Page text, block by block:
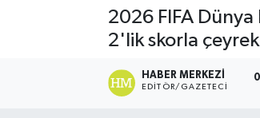
2026 FIFA Dünya
2'lik skorla
HABER MERKEZI
EDITÖR/GAZETECI
Tüm Manşetler
Haber Arşivi